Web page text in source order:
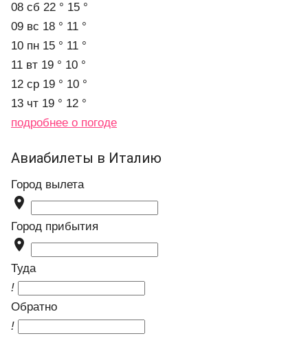
08 сб 22 ° 15 °
09 вс 18 ° 11 °
10 пн 15 ° 11 °
11 вт 19 ° 10 °
12 ср 19 ° 10 °
13 чт 19 ° 12 °
подробнее о погоде
Авиабилеты в Италию
Город вылета

Город прибытия

Туда
!
Обратно
!